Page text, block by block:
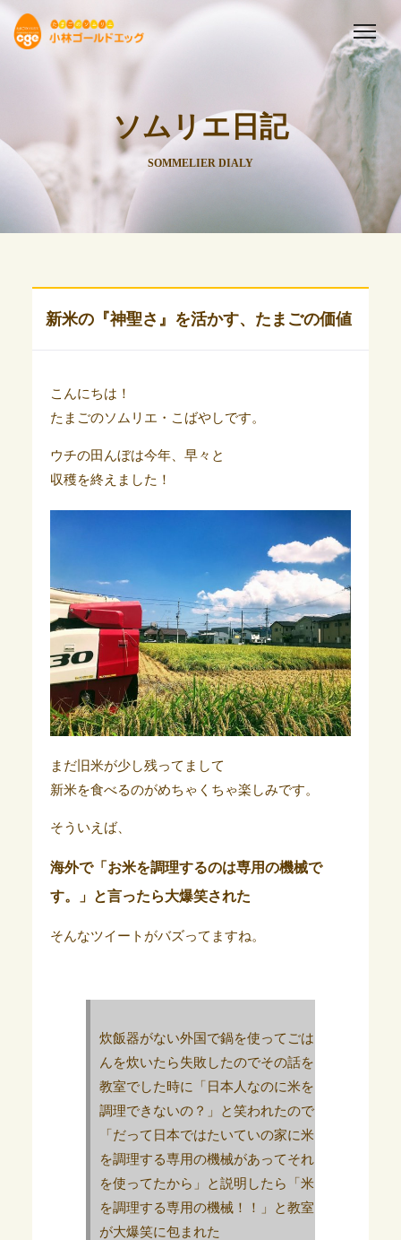
ソムリエ日記
SOMMELIER DIALY
新米の『神聖さ』を活かす、たまごの価値
こんにちは！
たまごのソムリエ・こばやしです。
ウチの田んぼは今年、早々と
収穫を終えました！
まだ旧米が少し残ってまして
新米を食べるのがめちゃくちゃ楽しみです。
そういえば、
海外で「お米を調理するのは専用の機械で
す。」と言ったら大爆笑された
そんなツイートがバズってますね。
炊飯器がない外国で鍋を使ってごは
んを炊いたら失敗したのでその話を
教室でした時に「日本人なのに米を
調理できないの？」と笑われたので
「だって日本ではたいていの家に米
を調理する専用の機械があってそれ
を使ってたから」と説明したら「米
を調理する専用の機械！！」と教室
が大爆笑に包まれた